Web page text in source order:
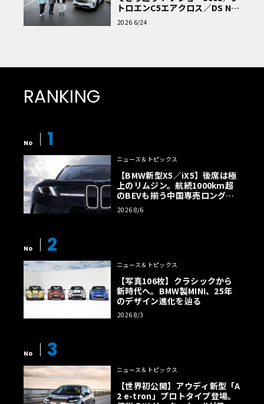
トロエンC5エアクロス／DS Nº4
読者一気乗りレポート
2026 6/24
RANKING
No 1
ニュース＆トピックス
【BMW新型X5／iX5】後席は極
上のリムジン。航続1000km超
のBEVも揃う中国専売ロング仕
様の全貌
2026 8/6
No 2
ニュース＆トピックス
【写真106枚】クラシックから
新時代へ。BMW製MINI、25年
のデザイン進化を辿る
2026 8/3
No 3
ニュース＆トピックス
【世界初公開】アウディ新型「A
2 e-tron」プロトタイプ登場。